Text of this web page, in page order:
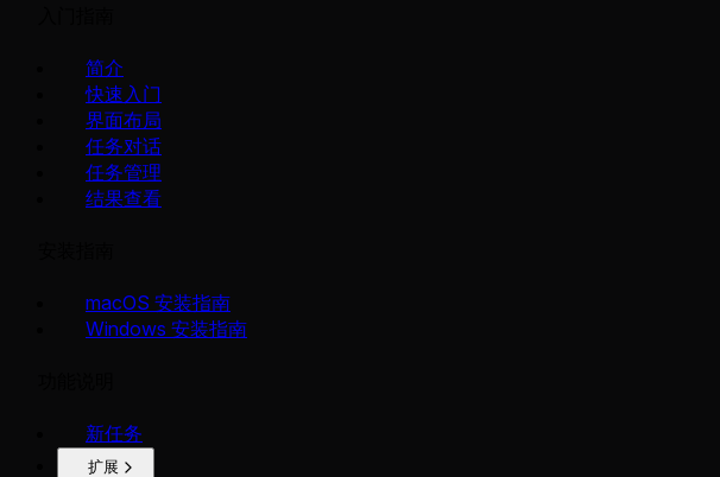
简介
快速入门
界面布局
任务对话
任务管理
结果查看
macOS 安装指南
Windows 安装指南
新任务
扩展